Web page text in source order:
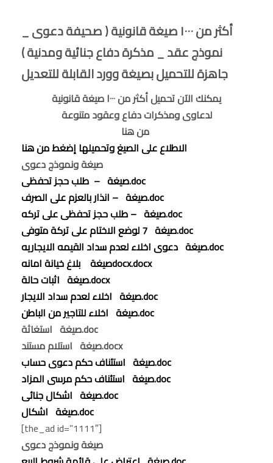
أكثر من ١٠٠٠ صيغة قانونية ( صحيفة دعوى _
نموذج عقد _ مذكرة دفاع جنائية ومدنية )
جاهزة للتحميل بصيغة وورد القابلة للتعديل
يمكنك الآن تحميل أكثر من ١٠٠٠ صيغة قانونية
لدعاوى ومذكرات دفاع وعقود متنوعة
الاطلاع على الصيغ وتحميلها إضغط من هنا
صيغة – طلب حجز تحفظى.doc
صيغة – انذار بالعزم على الصرف.doc
صيغة – طلب حجز تحفظى على تركه.doc
صيغة 7 لوضع الاختام على تركة متوفى.doc
صيغة دعوى اخلاء لعدم سداد القيمه الايجاريه.doc
صيغة بلاغ خيانة امانهdocx.docx
صيغة اثبات حالة.docx
صيغة اخلاء لعدم سداد الايجار.doc
صيغة اخلاء للتاجير من الباطن.doc
صيغة استغاثة.doc
صيغة استلام مستند.docx
صيغة استئناف حكم دعوى حساب.doc
صيغة استئناف حكم مرسى المزاد.doc
صيغة اشكال جنائى.doc
صيغة اشكال.doc
[the_ad id=”1111″]